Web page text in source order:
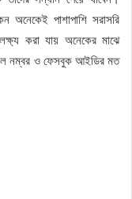
অনেকেই পাশাপাশি সরাসরি
করা যায় অনেকের মাঝে
নম্বর ও ফেসবুক আইডির মত